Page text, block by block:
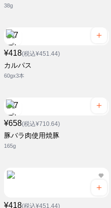
38g
¥418(税込¥451.44)
カルパス
60gx3本
¥658(税込¥710.64)
豚バラ肉使用焼豚
165g
¥418(税込¥451.44)